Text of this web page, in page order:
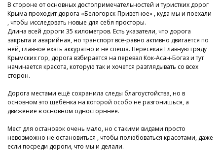
В стороне от основных достопримечательностей и туристких дорог
Крыма проходит дорога «Белогорск-Приветное» , куда мы и поехали
, чтобы исследовать новые для себя просторы.
Длина всей дороги 35 километров. Есть указатели, что дорога
закрыта и аварийная, но транспорт всё-равно активно двигается по
ней, главное ехать аккуратно и не спеша. Пересекая Главную гряду
Крымских гор, дорога взбирается на перевал Кок-Асан-Богаз и тут
начинается красота, которую так и хочется разглядывать со всех
сторон.
Дорога местами ещё сохранила следы благоустойства, но в
основном это щебёнка на которой особо не разгонишься, а
движение в основном односторннее.
Мест для остановок очень мало, но с такими видами просто
невозможно не остановиться , чтобы полюбоваться красотами, даже
если посреди дороги, что мы и делали.